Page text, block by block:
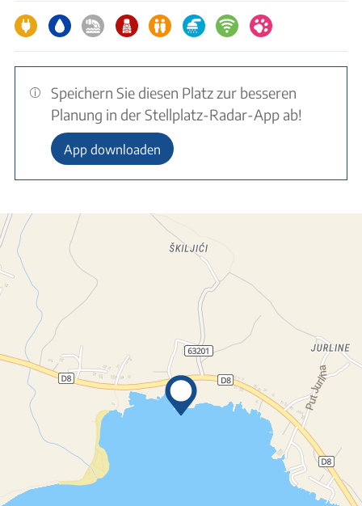
Speichern Sie diesen Platz zur besseren
Planung in der Stellplatz-Radar-App ab!
App downloaden